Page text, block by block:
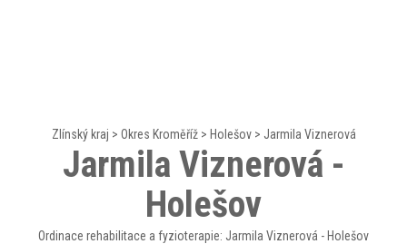
Zlínský kraj > Okres Kroměříž> Holešov> Jarmila Viznerová
Jarmila Viznerová -
Holešov
Ordinace rehabilitace a fyzioterapie: Jarmila Viznerová - Holešov